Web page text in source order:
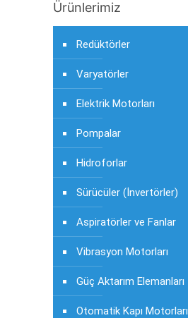
Ürünlerimiz
Redüktörler
Varyatörler
Elektrik Motorları
Pompalar
Hidroforlar
Sürücüler (İnvertörler)
Aspiratörler ve Fanlar
Vibrasyon Motorları
Güç Aktarım Elemanları
Otomatik Kapı Motorları